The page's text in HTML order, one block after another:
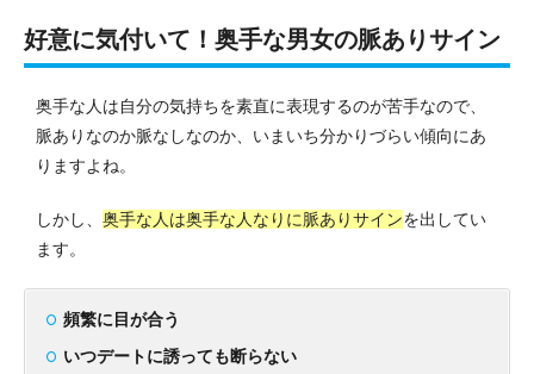
好意に気付いて！奥手な男女の脈ありサイン
奥手な人は自分の気持ちを素直に表現するのが苦手なので、
脈ありなのか脈なしなのか、いまいち分かりづらい傾向にあ
りますよね。
しかし、 奥手な人は奥手な人なりに脈ありサインを出してい
ます。
頻繁に目が合う
いつデートに誘っても断らない